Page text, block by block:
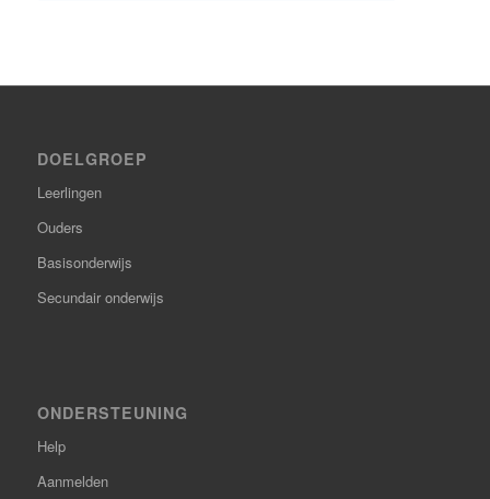
DOELGROEP
Leerlingen
Ouders
Basisonderwijs
Secundair onderwijs
ONDERSTEUNING
Help
Aanmelden